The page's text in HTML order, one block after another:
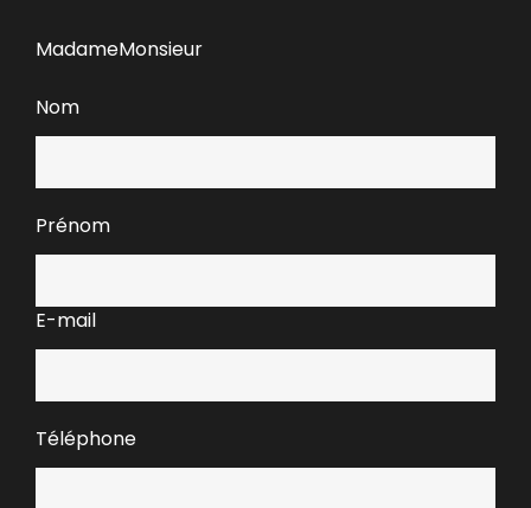
MadameMonsieur
Nom
Prénom
E-mail
Téléphone